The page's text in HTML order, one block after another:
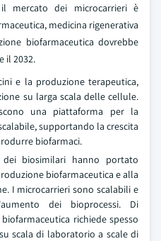
mercato dei microcarrieri è
medicina rigenerativa
biofarmaceutica dovrebbe
il 2032.
e la produzione terapeutica,
su larga scala delle cellule.
una piattaforma per la
supportando la crescita
biofarmaci.
biosimilari hanno portato
biofarmaceutica e alla
I microcarrieri sono scalabili e
dei bioprocessi. Di
richiede spesso
scala di laboratorio a scale di